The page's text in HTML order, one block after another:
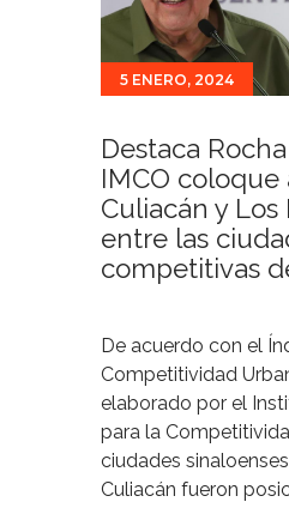
Noticias
Para ti
Contacto
5 ENERO, 2024
Destaca
IMCO coloque
Culiacán y Los
entre las
competitivas
De acuerdo con el
Competitividad
elaborado por el
para la
ciudades
Culiacán fueron